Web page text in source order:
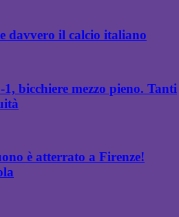
davvero il calcio italiano
bicchiere mezzo pieno. Tanti
è atterrato a Firenze!